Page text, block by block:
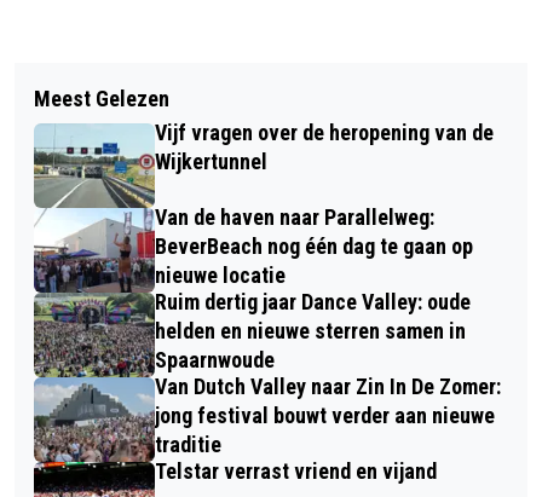
TWEE JONGENS (17) UIT ALKMAAR
EN AMSTERDAM AANGEHOUDEN NA
BEROVING BIJ BEVERWIJKSE BAZAAR
DOGGERLAND: NIEUWE
TENTOONSTELLING HUIS VAN HILDE
OVER ‘VERDRONKEN WERELD’
Meest Gelezen
Vijf vragen over de heropening van de
Wijkertunnel
Van de haven naar Parallelweg:
BeverBeach nog één dag te gaan op
nieuwe locatie
Ruim dertig jaar Dance Valley: oude
helden en nieuwe sterren samen in
Spaarnwoude
Van Dutch Valley naar Zin In De Zomer:
jong festival bouwt verder aan nieuwe
traditie
Telstar verrast vriend en vijand